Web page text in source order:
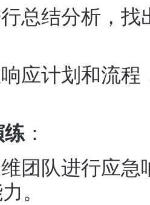
总结分析，
应计划和流
：
团队进行应
。